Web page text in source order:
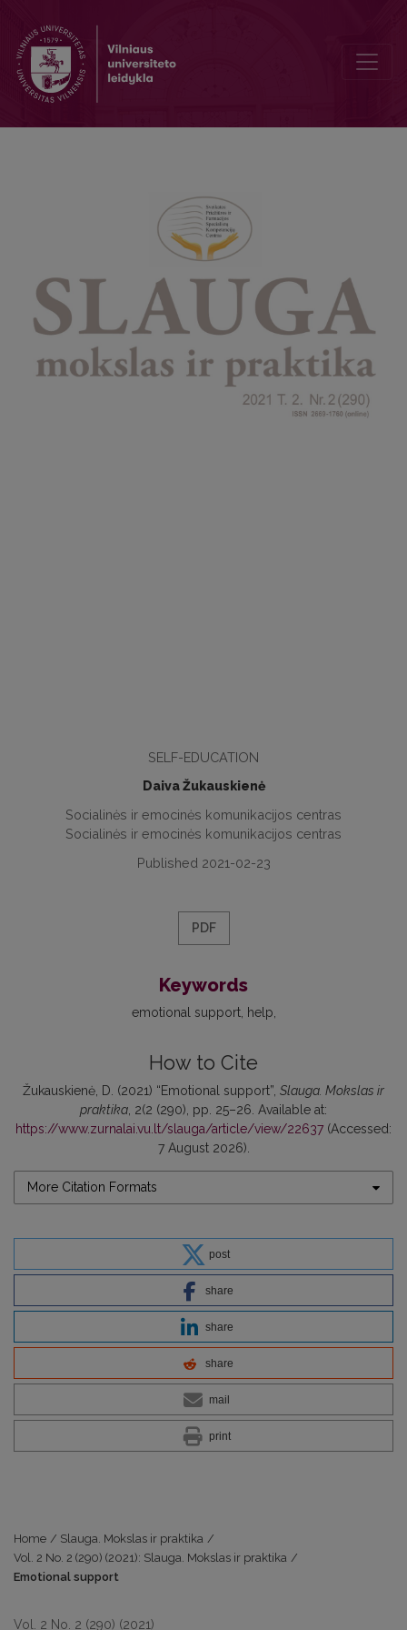
SELF-EDUCATION
Daiva Žukauskienė
Socialinės ir emocinės komunikacijos centras
Socialinės ir emocinės komunikacijos centras
Published 2021-02-23
PDF
Keywords
emotional support help
How to Cite
Žukauskienė, D. (2021) “Emotional support”, Slauga. Mokslas ir
praktika, 2(2 (290), pp. 25–26. Available at:
https://www.zurnalai.vu.lt/slauga/article/view/22637 (Accessed:
7 August 2026).
More Citation Formats
post
share
share
share
mail
print
Home / Slauga. Mokslas ir praktika /
Vol. 2 No. 2 (290) (2021): Slauga. Mokslas ir praktika /
Emotional support
Vol. 2 No. 2 (290) (2021)